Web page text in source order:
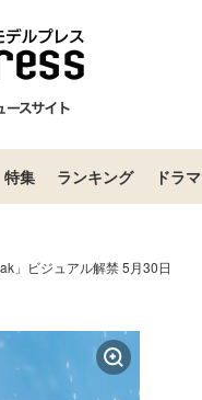
特集 ランキング ドラマ
」ビジュアル解禁 5月30日